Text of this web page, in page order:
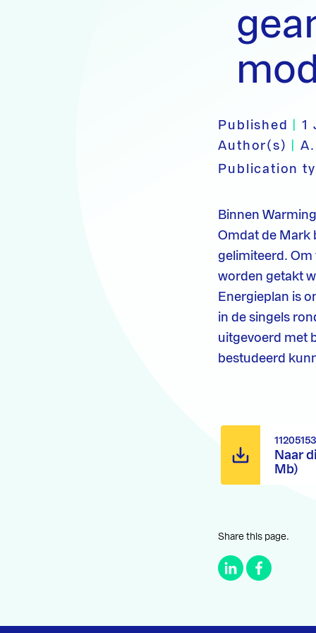
Published
1
Author(s)
Publication
Binnen
Omdat de Mark
gelimiteerd. Om
worden getakt
Energieplan is
in de singels
uitgevoerd met
bestudeerd
Naar
Mb)
Share this page.